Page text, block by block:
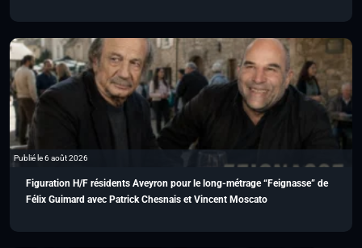
Publié le 6 août 2026
Figuration H/F résidents Aveyron pour le long-métrage “Feignasse” de
Félix Guimard avec Patrick Chesnais et Vincent Moscato